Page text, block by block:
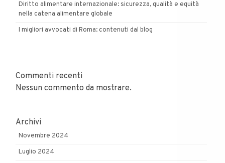
Diritto alimentare internazionale: sicurezza, qualità e equità
nella catena alimentare globale
I migliori avvocati di Roma: contenuti dal blog
Commenti recenti
Nessun commento da mostrare.
Archivi
Novembre 2024
Luglio 2024